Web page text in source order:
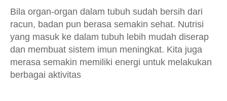
Bila organ-organ dalam tubuh sudah bersih dari
racun, badan pun berasa semakin sehat. Nutrisi
yang masuk ke dalam tubuh lebih mudah diserap
dan membuat sistem imun meningkat. Kita juga
merasa semakin memiliki energi untuk melakukan
berbagai aktivitas